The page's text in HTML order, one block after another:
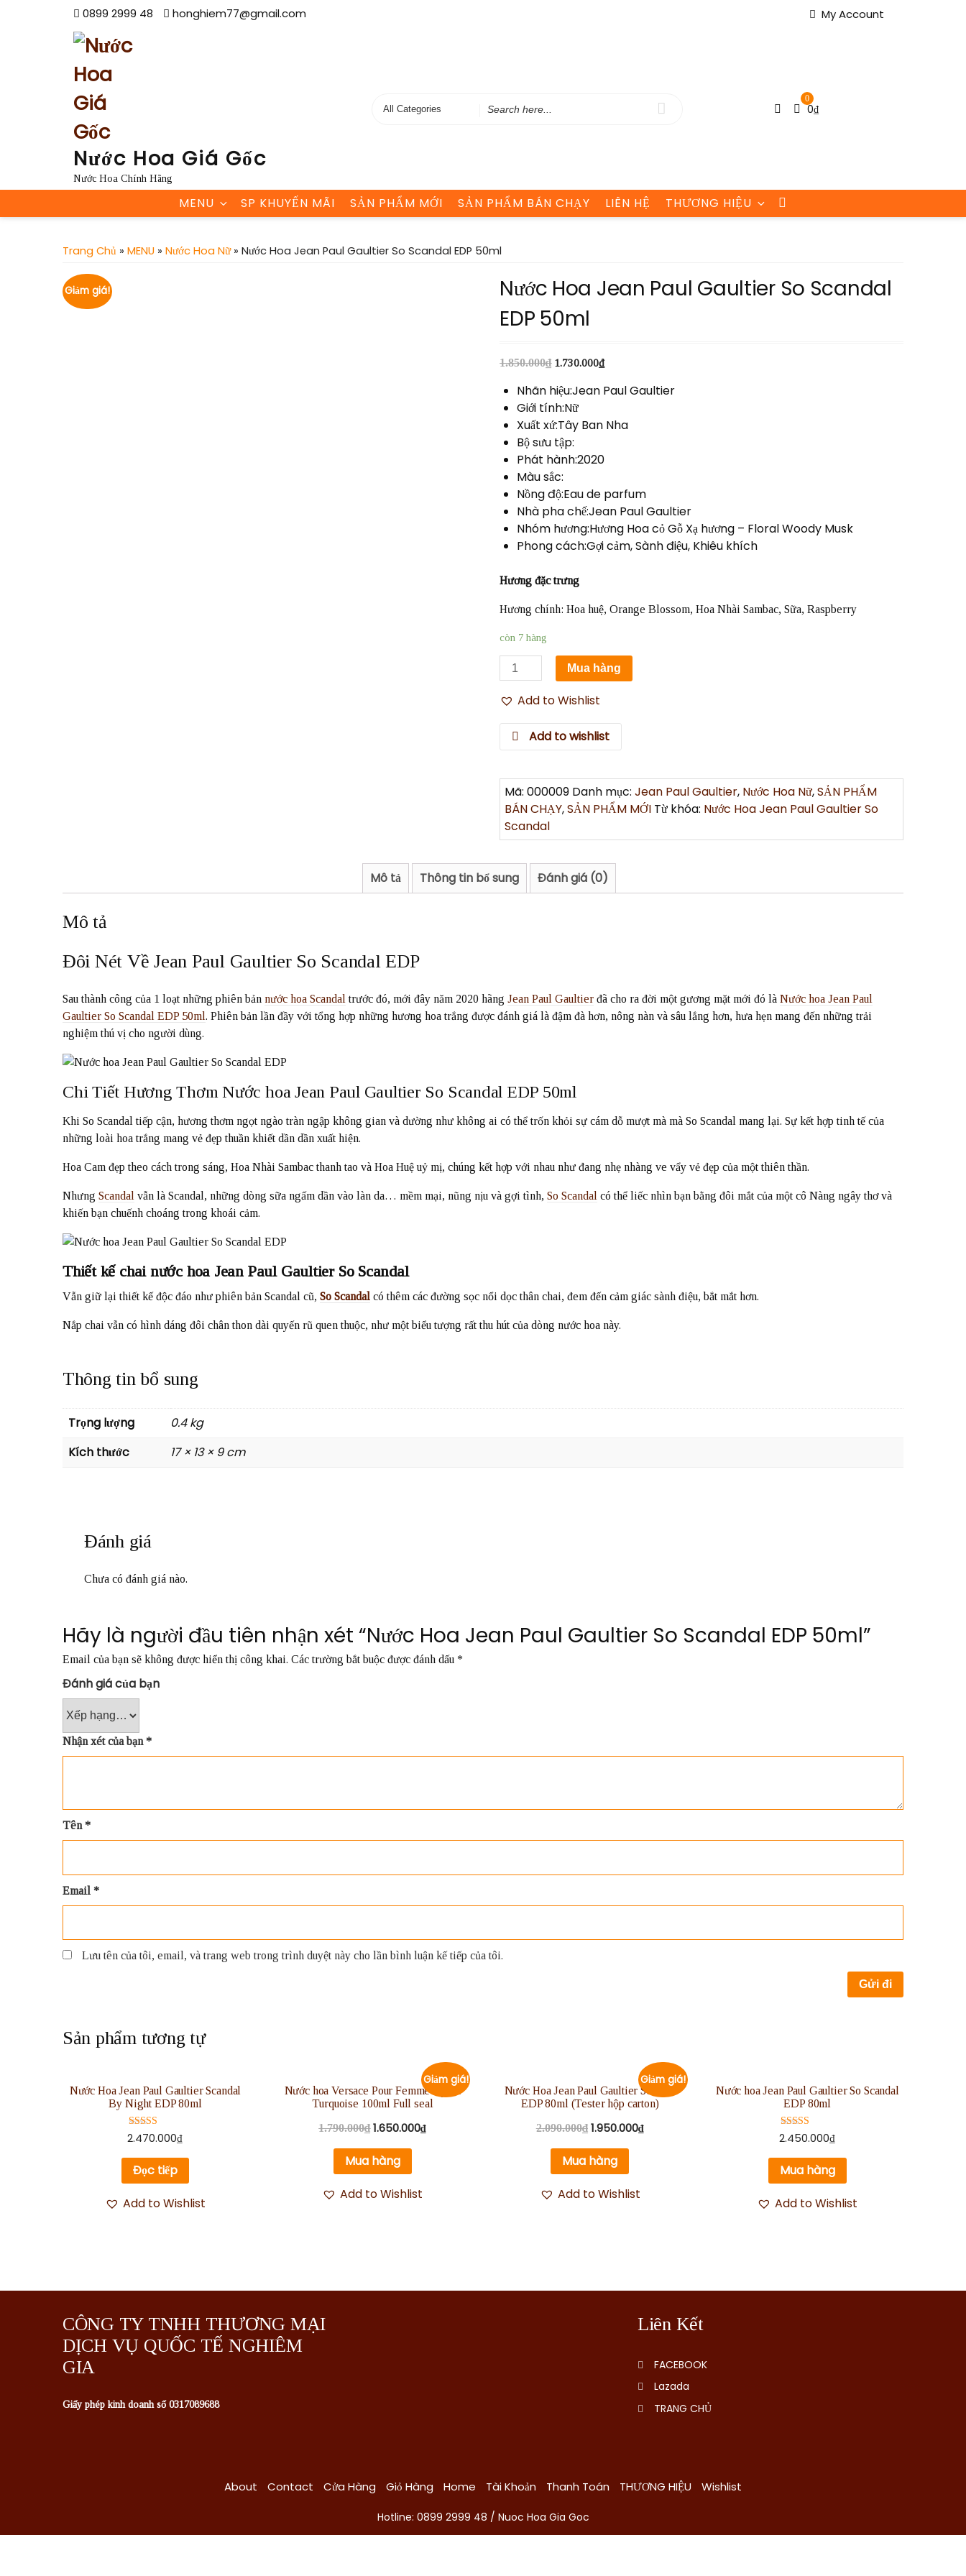
0899 2999 48 honghiem77@gmail.com My Account
Nước Hoa Giá Gốc
Nước Hoa Chính Hãng
Search
0
0₫
MENU SP KHUYẾN MÃI SẢN PHẨM MỚI SẢN PHẨM BÁN CHẠY LIÊN HỆ THƯƠNG HIỆU
Trang Chủ » MENU » Nước Hoa Nữ» Nước Hoa Jean Paul Gaultier So Scandal EDP 50ml
Giảm giá!
Nước Hoa Jean Paul Gaultier So Scandal
EDP 50ml
1.850.000₫ 1.730.000₫
Nhãn hiệu:Jean Paul Gaultier
Giới tính:Nữ
Xuất xứ:Tây Ban Nha
Bộ sưu tập:
Phát hành:2020
Màu sắc:
Nồng độ:Eau de parfum
Nhà pha chế:Jean Paul Gaultier
Nhóm hương:Hương Hoa cỏ Gỗ Xạ hương – Floral Woody Musk
Phong cách:Gợi cảm, Sành điệu, Khiêu khích
Hương đặc trưng
Hương chính: Hoa huệ, Orange Blossom, Hoa Nhài Sambac, Sữa, Raspberry
còn 7 hàng
Nước
Hoa
Jean
Gaultier
So
EDP
50ml
số
lượng
Mua hàng
Add to Wishlist
Add to wishlist
Mã:000009 Danh mục:Jean Paul Gaultier, Nước Hoa Nữ,SẢN PHẨM
BÁN CHẠY,SẢN PHẨM MỚI Từ khóa: Nước Hoa Jean Paul Gaultier So
Scandal
Mô tả Thông tin bổ sung Đánh giá (0)
Mô tả
Đôi Nét Về Jean Paul Gaultier So Scandal EDP
Sau thành công của 1 loạt những phiên bản nước hoa Scandal trước đó, mới đây năm 2020 hãng Jean Paul Gaultier đã cho ra đời một gương mặt mới đó là Nước hoa Jean Paul
Gaultier So Scandal EDP 50ml. Phiên bản lần đầy với tổng hợp những hương hoa trắng được đánh giá là đậm đà hơn, nông nàn và sâu lắng hơn, hưa hẹn mang đến những trải
nghiệm thú vị cho người dùng.
Chi Tiết Hương Thơm Nước hoa Jean Paul Gaultier So Scandal EDP 50ml
Khi So Scandal tiếp cận, hương thơm ngọt ngào tràn ngập không gian và dường như không ai có thể trốn khỏi sự cám dỗ mượt mà mà So Scandal mang lại. Sự kết hợp tinh tế của
những loài hoa trắng mang vẻ đẹp thuần khiết dần dần xuất hiện.
Hoa Cam đẹp theo cách trong sáng, Hoa Nhài Sambac thanh tao và Hoa Huệ uỷ mị, chúng kết hợp với nhau như đang nhẹ nhàng ve vẩy vẻ đẹp của một thiên thần.
Nhưng Scandal vẫn là Scandal, những dòng sữa ngấm dần vào làn da… mềm mại, nũng nịu và gợi tình, So Scandal có thể liếc nhìn bạn bằng đôi mắt của một cô Nàng ngây thơ và
khiến bạn chuếnh choáng trong khoái cảm.
Thiết kế chai nước hoa Jean Paul Gaultier So Scandal
Vẫn giữ lại thiết kế độc đáo như phiên bản Scandal cũ, So Scandal có thêm các đường sọc nổi dọc thân chai, đem đến cảm giác sành điệu, bắt mắt hơn.
Nắp chai vẫn có hình dáng đôi chân thon dài quyến rũ quen thuộc, như một biểu tượng rất thu hút của dòng nước hoa này.
Thông tin bổ sung
Trọng lượng
0.4 kg
Kích thước
17 × 13 × 9 cm
Đánh giá
Chưa có đánh giá nào.
Hãy là người đầu tiên nhận xét “Nước Hoa Jean Paul Gaultier So Scandal EDP 50ml”
Email của bạn sẽ không được hiển thị công khai. Các trường bắt buộc được đánh dấu *
Đánh giá của bạn
Nhận xét của bạn *
Tên *
Email *
Lưu tên của tôi, email, và trang web trong trình duyệt này cho lần bình luận kế tiếp của tôi.
Sản phẩm tương tự
Nước Hoa Jean Paul Gaultier Scandal
By Night EDP 80ml
Được xếp
hạng
5 sao
2.470.000₫
Đọc tiếp
Add to Wishlist
Giảm giá!
Nước hoa Versace Pour Femme Dylan
Turquoise 100ml Full seal
1.790.000₫ 1.650.000₫
Mua hàng
Add to Wishlist
Giảm giá!
Nước Hoa Jean Paul Gaultier Scandal
EDP 80ml (Tester hộp carton)
2.090.000₫ 1.950.000₫
Mua hàng
Add to Wishlist
Nước hoa Jean Paul Gaultier So Scandal
EDP 80ml
Được xếp
hạng
5 sao
2.450.000₫
Mua hàng
Add to Wishlist
CÔNG TY TNHH THƯƠNG MẠI
DỊCH VỤ QUỐC TẾ NGHIÊM
GIA
Giấy phép kinh doanh số 0317089688
Liên Kết
FACEBOOK
Lazada
TRANG CHỦ
About Contact Cửa Hàng Giỏ Hàng Home Tài Khoản Thanh Toán THƯƠNG HIỆU Wishlist
Hotline: 0899 2999 48 / Nuoc Hoa Gia Goc